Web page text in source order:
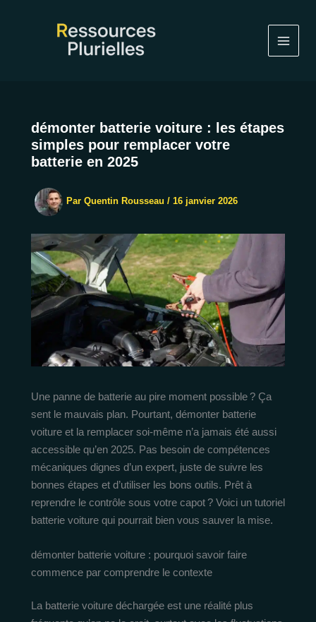
démonter batterie voiture : les étapes
simples pour remplacer votre
batterie en 2025
Par Quentin Rousseau / 16 janvier 2026
Une panne de batterie au pire moment possible ? Ça
sent le mauvais plan. Pourtant, démonter batterie
voiture et la remplacer soi-même n’a jamais été aussi
accessible qu’en 2025. Pas besoin de compétences
mécaniques dignes d’un expert, juste de suivre les
bonnes étapes et d’utiliser les bons outils. Prêt à
reprendre le contrôle sous votre capot ? Voici un tutoriel
batterie voiture qui pourrait bien vous sauver la mise.
démonter batterie voiture : pourquoi savoir faire
commence par comprendre le contexte
La batterie voiture déchargée est une réalité plus